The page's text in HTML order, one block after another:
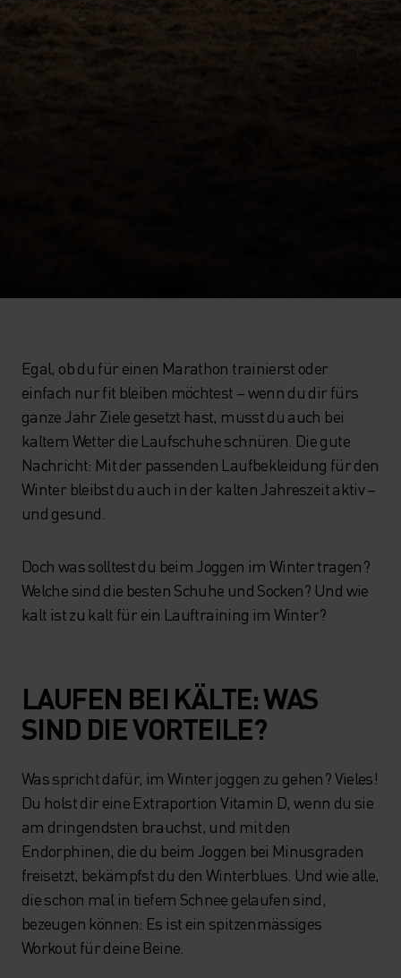
Egal, ob du für einen Marathon trainierst oder
einfach nur fit bleiben möchtest – wenn du dir fürs
ganze Jahr Ziele gesetzt hast, musst du auch bei
kaltem Wetter die Laufschuhe schnüren. Die gute
Nachricht: Mit der passenden Laufbekleidung für den
Winter bleibst du auch in der kalten Jahreszeit aktiv –
und gesund.
Doch was solltest du beim Joggen im Winter tragen?
Welche sind die besten Schuhe und Socken? Und wie
kalt ist zu kalt für ein Lauftraining im Winter?
LAUFEN BEI KÄLTE: WAS
SIND DIE VORTEILE?
Was spricht dafür, im Winter joggen zu gehen? Vieles!
Du holst dir eine Extraportion Vitamin D, wenn du sie
am dringendsten brauchst, und mit den
Endorphinen, die du beim Joggen bei Minusgraden
freisetzt, bekämpfst du den Winterblues. Und wie alle,
die schon mal in tiefem Schnee gelaufen sind,
bezeugen können: Es ist ein spitzenmässiges
Workout für deine Beine.